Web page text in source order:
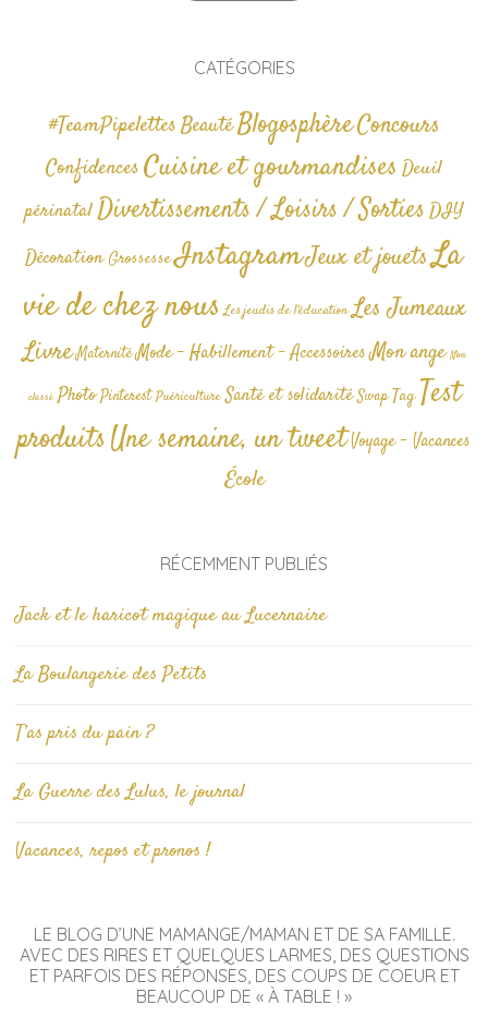
CATÉGORIES
#TeamPipelettesBeautéBlogosphèreConcours
Confidences Cuisine et gourmandises Deuil
périnatalDivertissements / Loisirs / SortiesDIY
Décoration GrossesseInstagramJeux et jouetsLa
vie de chez nous Les jeudis de l'éducation Les Jumeaux
Livre Maternité Mode - Habillement - AccessoiresMon ange Non
classé Photo Pinterest Puériculture Santé et solidarité Swap TagTest
produitsUne semaine, un tweetVoyage - Vacances
École
RÉCEMMENT PUBLIÉS
Jack et le haricot magique au Lucernaire
La Boulangerie des Petits
T’as pris du pain ?
La Guerre des Lulus, le journal
Vacances, repos et pronos !
LE BLOG D’UNE MAMANGE/MAMAN ET DE SA FAMILLE.
AVEC DES RIRES ET QUELQUES LARMES, DES QUESTIONS
ET PARFOIS DES RÉPONSES, DES COUPS DE COEUR ET
BEAUCOUP DE « À TABLE ! »